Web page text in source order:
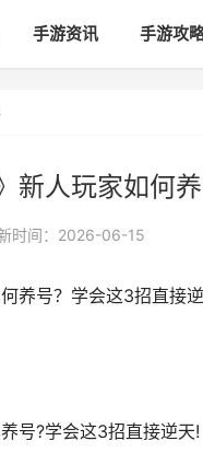
手游资讯 手游攻
新人玩家如何
时间：2026-06-15
养号？学会这3招直接
?学会这3招直接逆天!